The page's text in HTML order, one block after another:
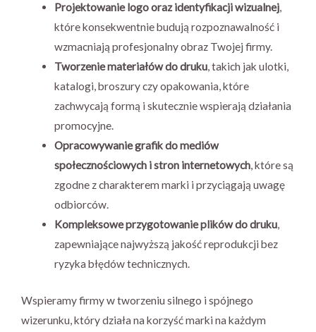
Projektowanie logo oraz identyfikacji wizualnej,
które konsekwentnie budują rozpoznawalność i
wzmacniają profesjonalny obraz Twojej firmy.
Tworzenie materiałów do druku, takich jak ulotki,
katalogi, broszury czy opakowania, które
zachwycają formą i skutecznie wspierają działania
promocyjne.
Opracowywanie grafik do mediów
społecznościowych i stron internetowych, które są
zgodne z charakterem marki i przyciągają uwagę
odbiorców.
Kompleksowe przygotowanie plików do druku,
zapewniające najwyższą jakość reprodukcji bez
ryzyka błędów technicznych.
Wspieramy firmy w tworzeniu silnego i spójnego
wizerunku, który działa na korzyść marki na każdym